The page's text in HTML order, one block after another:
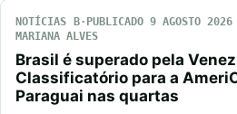
NOTÍCIAS PUBLICADO 9 AGOSTO 2026
MARIANA ALVES
Brasil é superado pela
Classificatório para a
Paraguai nas quartas